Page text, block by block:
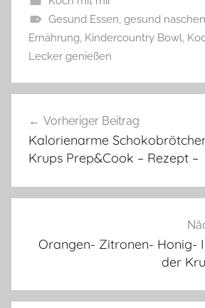
Gesund Essen, gesund naschen
Ernährung, Kindercountry Bowl,
Lecker genießen
Vorheriger Beitrag
Kalorienarme
Krups Prep&Cook – Rezept –
Orangen- Zitronen- Honig-
der